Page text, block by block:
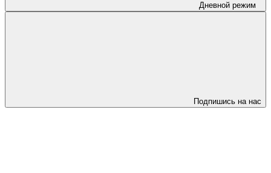
Дневной режим
Подпишись на нас